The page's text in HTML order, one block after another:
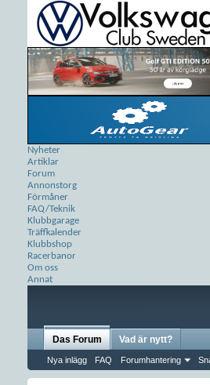
Nyheter
Artiklar
Forum
Annonstorg
Förmåner
FAQ/Teknik
Klubbgarage
Träffkalender
Klubbshop
Racerbanor
Om oss
Annat
Das Forum
Nya inlägg FAQ Forumhantering
Vad är nytt?